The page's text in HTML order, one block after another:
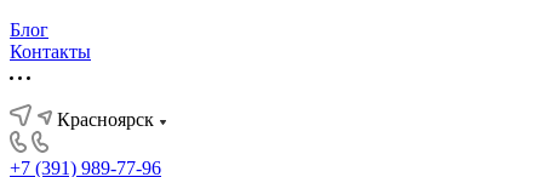
Блог
Контакты
Красноярск
+7 (391) 989-77-96